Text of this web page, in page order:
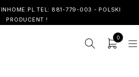
TEL: 881-779-003 - POLSKI
PRODUCENT !
0